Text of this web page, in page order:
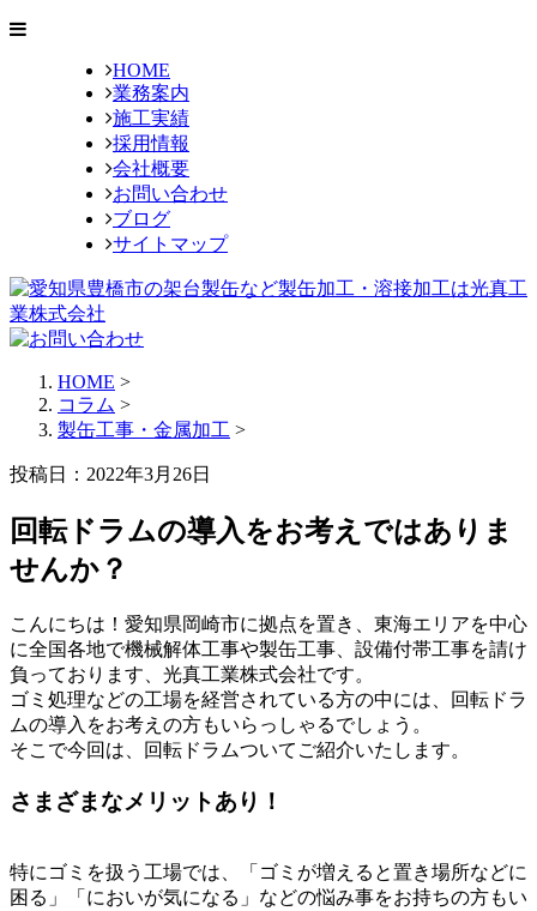
HOME
業務案内
施工実績
採用情報
会社概要
お問い合わせ
ブログ
サイトマップ
HOME >
コラム >
製缶工事・金属加工 >
投稿日：2022年3月26日
回転ドラムの導入をお考えではありま
せんか？
こんにちは！愛知県岡崎市に拠点を置き、東海エリアを中心
に全国各地で機械解体工事や製缶工事、設備付帯工事を請け
負っております、光真工業株式会社です。
ゴミ処理などの工場を経営されている方の中には、回転ドラ
ムの導入をお考えの方もいらっしゃるでしょう。
そこで今回は、回転ドラムついてご紹介いたします。
さまざまなメリットあり！
特にゴミを扱う工場では、「ゴミが増えると置き場所などに
困る」「においが気になる」などの悩み事をお持ちの方もい